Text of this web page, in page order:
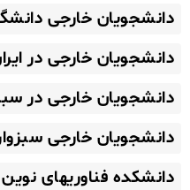
دانشجویان خارجی
دانشجویان خارجی در
دانشجویان خارجی در
دانشجویان خارجی
دانشکده فناوریهای